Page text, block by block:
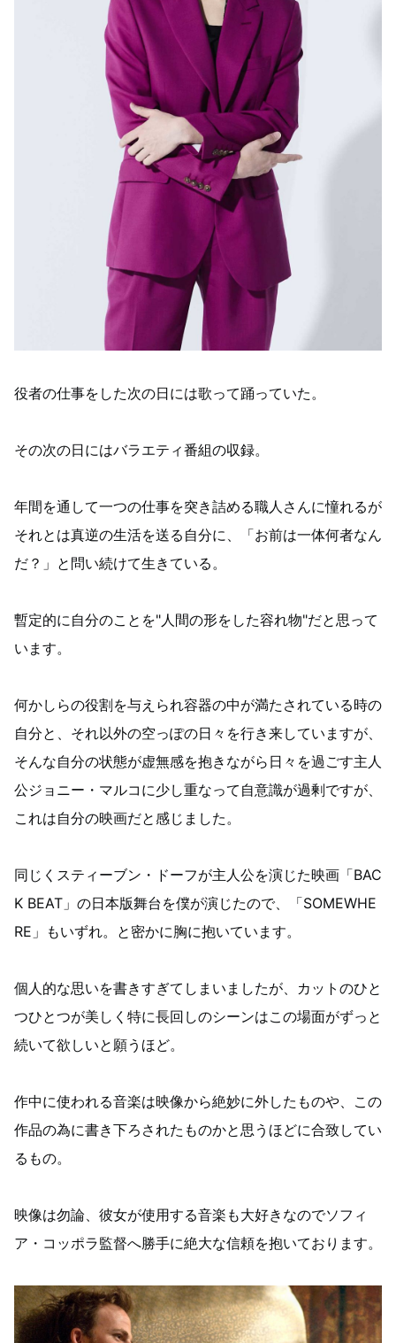
役者の仕事をした次の日には歌って踊っていた。
その次の日にはバラエティ番組の収録。
年間を通して一つの仕事を突き詰める職人さんに憧れるが
それとは真逆の生活を送る自分に、「お前は一体何者なん
だ？」と問い続けて生きている。
暫定的に自分のことを"人間の形をした容れ物"だと思って
います。
何かしらの役割を与えられ容器の中が満たされている時の
自分と、それ以外の空っぽの日々を行き来していますが、
そんな自分の状態が虚無感を抱きながら日々を過ごす主人
公ジョニー・マルコに少し重なって自意識が過剰ですが、
これは自分の映画だと感じました。
同じくスティーブン・ドーフが主人公を演じた映画「BAC
K BEAT」の日本版舞台を僕が演じたので、「SOMEWHE
RE」もいずれ。と密かに胸に抱いています。
個人的な思いを書きすぎてしまいましたが、カットのひと
つひとつが美しく特に長回しのシーンはこの場面がずっと
続いて欲しいと願うほど。
作中に使われる音楽は映像から絶妙に外したものや、この
作品の為に書き下ろされたものかと思うほどに合致してい
るもの。
映像は勿論、彼女が使用する音楽も大好きなのでソフィ
ア・コッポラ監督へ勝手に絶大な信頼を抱いております。